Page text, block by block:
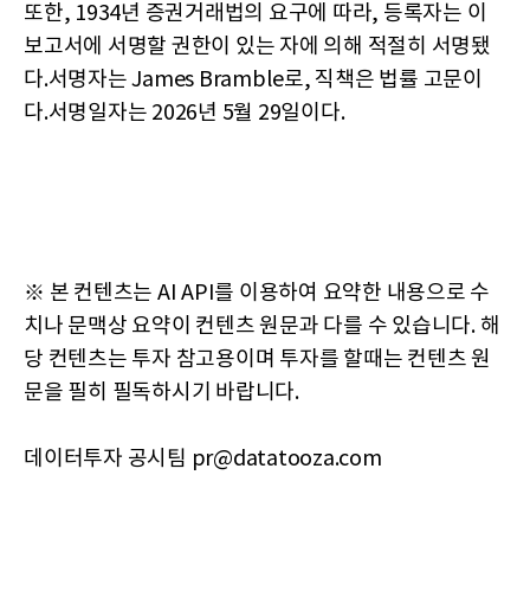
또한, 1934년 증권거래법의 요구에 따라, 등록자는 이
보고서에 서명할 권한이 있는 자에 의해 적절히 서명됐
다.서명자는 James Bramble로, 직책은 법률 고문이
다.서명일자는 2026년 5월 29일이다.
※ 본 컨텐츠는 AI API를 이용하여 요약한 내용으로 수
치나 문맥상 요약이 컨텐츠 원문과 다를 수 있습니다. 해
당 컨텐츠는 투자 참고용이며 투자를 할때는 컨텐츠 원
문을 필히 필독하시기 바랍니다.
데이터투자 공시팀 pr@datatooza.com